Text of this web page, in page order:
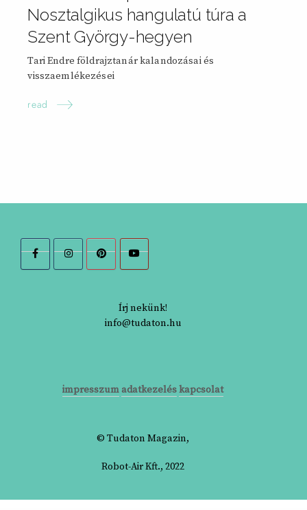
Nosztalgikus hangulatú túra a
Szent György-hegyen
Tari Endre földrajztanár kalandozásai és
visszaemlékezései
read
Írj nekünk!
info@tudaton.hu
impresszum adatkezeléskapcsolat
© Tudaton Magazin,
Robot-Air Kft., 2022